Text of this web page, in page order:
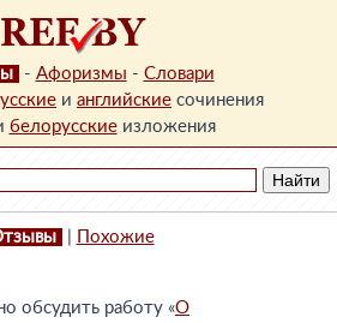
- Афоризмы - Словари
и английские сочинения
белорусскиеизложения
Похожие
обсудить работу «О